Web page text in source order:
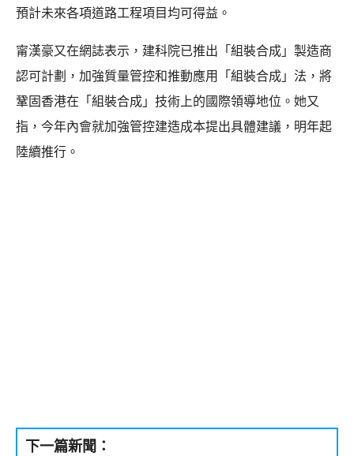
預計未來各項道路工程項目均可得益。
甯漢豪又在網誌表示，建科院已推出「組裝合成」製造商
認可計劃，加強質量管控和推動應用「組裝合成」法，將
鞏固香港在「組裝合成」技術上的國際領導地位。她又
指，今年內會就加強管控建造成本提出具體建議，明年起
陸續推行。
下一篇新聞：